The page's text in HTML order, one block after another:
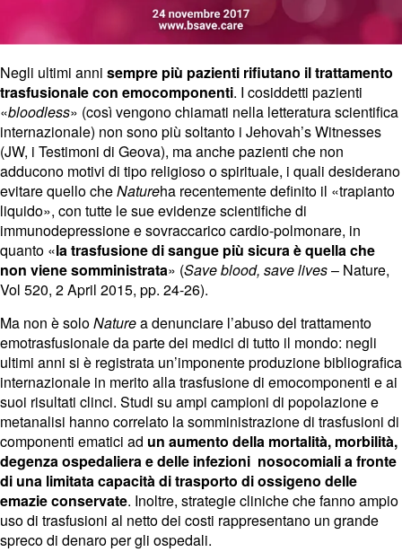
Negli ultimi anni sempre più pazienti rifiutano il trattamento
trasfusionale con emocomponenti. I cosiddetti pazienti
«bloodless» (così vengono chiamati nella letteratura scientifica
internazionale) non sono più soltanto i Jehovah’s Witnesses
(JW, i Testimoni di Geova), ma anche pazienti che non
adducono motivi di tipo religioso o spirituale, i quali desiderano
evitare quello cheNatureha recentemente definito il «trapianto
liquido», con tutte le sue evidenze scientifiche di
immunodepressione e sovraccarico cardio-polmonare, in
quanto «la trasfusione di sangue più sicura è quella che
non viene somministrata» (Save blood, save lives– Nature,
Vol 520, 2 April 2015, pp. 24-26).
Ma non è soloNaturea denunciare l’abuso del trattamento
emotrasfusionale da parte dei medici di tutto il mondo: negli
ultimi anni si è registrata un’imponente produzione bibliografica
internazionale in merito alla trasfusione di emocomponenti e ai
suoi risultati clinci. Studi su ampi campioni di popolazione e
metanalisi hanno correlato la somministrazione di trasfusioni di
componenti ematici ad un aumento della mortalità, morbilità,
degenza ospedaliera e delle infezioni nosocomiali a fronte
di una limitata capacità di trasporto di ossigeno delle
emazie conservate. Inoltre, strategie cliniche che fanno ampio
uso di trasfusioni al netto dei costi rappresentano un grande
spreco di denaro per gli ospedali.